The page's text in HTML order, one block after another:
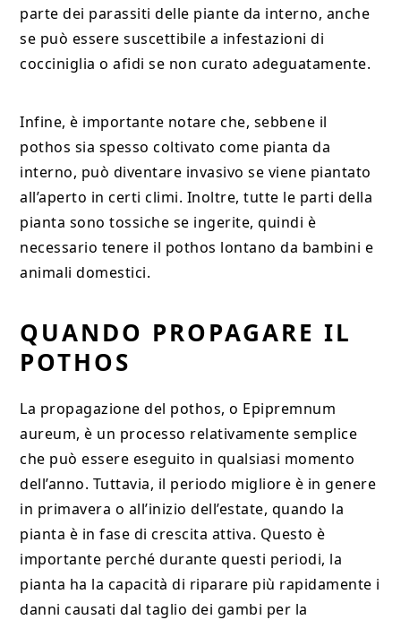
parte dei parassiti delle piante da interno, anche
se può essere suscettibile a infestazioni di
cocciniglia o afidi se non curato adeguatamente.
Infine, è importante notare che, sebbene il
pothos sia spesso coltivato come pianta da
interno, può diventare invasivo se viene piantato
all’aperto in certi climi. Inoltre, tutte le parti della
pianta sono tossiche se ingerite, quindi è
necessario tenere il pothos lontano da bambini e
animali domestici.
QUANDO PROPAGARE IL
POTHOS
La propagazione del pothos, o Epipremnum
aureum, è un processo relativamente semplice
che può essere eseguito in qualsiasi momento
dell’anno. Tuttavia, il periodo migliore è in genere
in primavera o all’inizio dell’estate, quando la
pianta è in fase di crescita attiva. Questo è
importante perché durante questi periodi, la
pianta ha la capacità di riparare più rapidamente i
danni causati dal taglio dei gambi per la